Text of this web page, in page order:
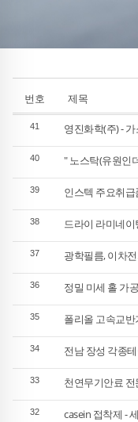
번호 제목
41 영진화학(주) -
40 " 노스탁(유원인
39 인스텍 주요취
38 드라이 라미네
37 광학필름, 이차
36 정밀 미세 홀 가
35 폴리올 고속교반
34 전남 장성 각종
33 천연무기안료 전
32 casein 접착제 -